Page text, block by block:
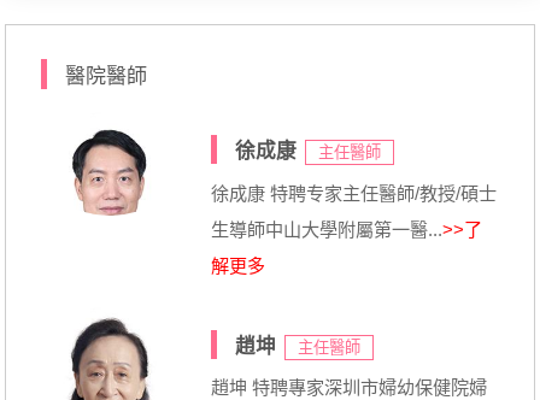
醫院醫師
徐成康 主任醫師
徐成康 特聘专家主任醫師/教授/碩士
生導師中山大學附屬第一醫...>>了
解更多
趙坤 主任醫師
趙坤 特聘專家深圳市婦幼保健院婦